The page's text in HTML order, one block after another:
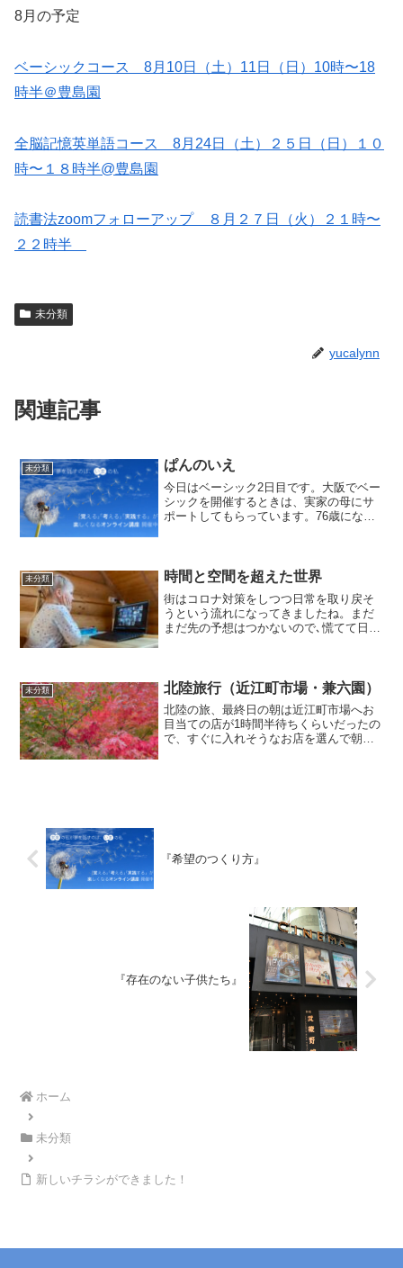
8月の予定
ベーシックコース 8月10日（土）11日（日）10時〜18
時半＠豊島園
全脳記憶英単語コース 8月24日（土）２５日（日）１０
時〜１８時半@豊島園
読書法zoomフォローアップ ８月２７日（火）２１時〜
２２時半
未分類
yucalynn
関連記事
未分類 ぱんのいえ
今日はベーシック2日目です。大阪でベー
シックを開催するときは、実家の母にサ
ポートしてもらっています。76歳になり
え膳なので、今朝は二...
未分類 時間と空間を超えた世界
街はコロナ対策をしつつ日常を取り戻そ
うという流れになってきましたね。まだ
まだ先の予想はつかないので､慌てて日常
今年の大きなテーマの1...
未分類 北陸旅行（近江町市場・兼六園）
北陸の旅、最終日の朝は近江町市場へお
目当ての店が1時間半待ちくらいだったの
で、すぐに入れそうなお店を選んで朝ビ
『希望のつくり方』
『存在のない子供たち』
ホーム
未分類
新しいチラシができました！